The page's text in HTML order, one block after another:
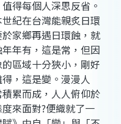
得每個人深思反省。
紀在台灣能親炙日環
家鄉再遇日環蝕，就
年有，這是常，但因
區域十分狹小，剛好
，這是變。漫漫人
累而成，人人俯仰於
來面對?便織就了一